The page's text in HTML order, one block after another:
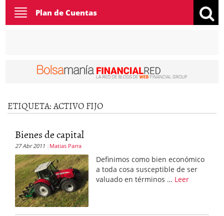
Toggle
navigation
Plan de Cuentas
ETIQUETA:ACTIVO FIJO
Bienes de capital
27 Abr 2011 Matias Parra
Definimos como bien económico
a toda cosa susceptible de ser
valuado en términos … Leer